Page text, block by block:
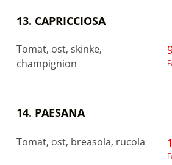
13. CAPRICCIOSA
Tomat, ost, skinke,
champignion
14. PAESANA
Tomat, ost, breasola, rucola